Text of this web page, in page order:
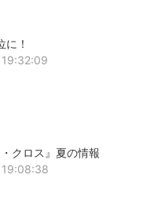
に！
・クロス』夏の情報